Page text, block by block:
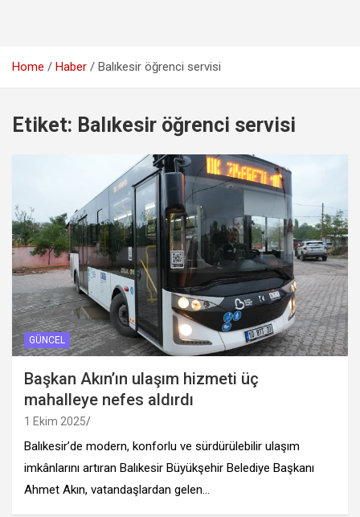
Home Haber Balıkesir öğrenci servisi
Etiket: Balıkesir öğrenci servisi
GÜNCEL
Başkan Akın’ın ulaşım hizmeti üç
mahalleye nefes aldırdı
1 Ekim 2025
Balıkesir’de modern, konforlu ve sürdürülebilir ulaşım
imkânlarını artıran Balıkesir Büyükşehir Belediye Başkanı
Ahmet Akın, vatandaşlardan gelen…